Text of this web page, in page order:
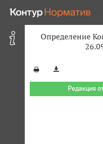
Определение
Редакция